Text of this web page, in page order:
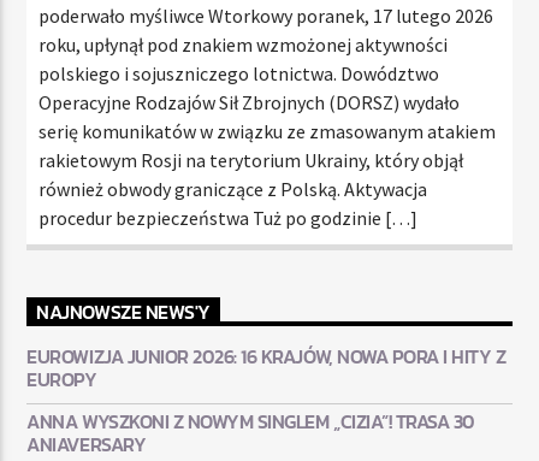
poderwało myśliwce Wtorkowy poranek, 17 lutego 2026
roku, upłynął pod znakiem wzmożonej aktywności
polskiego i sojuszniczego lotnictwa. Dowództwo
Operacyjne Rodzajów Sił Zbrojnych (DORSZ) wydało
serię komunikatów w związku ze zmasowanym atakiem
rakietowym Rosji na terytorium Ukrainy, który objął
również obwody graniczące z Polską. Aktywacja
procedur bezpieczeństwa Tuż po godzinie […]
NAJNOWSZE NEWS'Y
EUROWIZJA JUNIOR 2026: 16 KRAJÓW, NOWA PORA I HITY Z
EUROPY
ANNA WYSZKONI Z NOWYM SINGLEM „CIZIA”! TRASA 30
ANIAVERSARY